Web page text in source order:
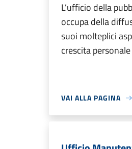
L’ufficio della
occupa della
suoi molteplici
crescita
VAI ALLA PAGINA